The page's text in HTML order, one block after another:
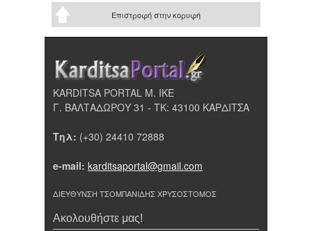
Επιστροφή στην κορυφή
KARDITSA PORTAL Μ. ΙΚΕ
Γ. ΒΑΛΤΑΔΩΡΟΥ 31 - ΤΚ: 43100 ΚΑΡΔΙΤΣΑ
Τηλ: (+30) 24410 72888
e-mail: karditsaportal@gmail.com
ΔΙΕΥΘΥΝΣΗ ΤΣΟΜΠΑΝΙΔΗΣ ΧΡΥΣΟΣΤΟΜΟΣ
Ακολουθήστε μας!